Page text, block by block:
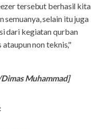
tersebut berhasil kita
selain itu juga
dari kegiatan qurban
non teknis,"
Muhammad]